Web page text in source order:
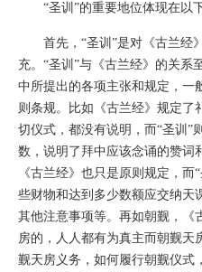
“圣训”的重要地位体现在以下
首先，“圣训”是对《古兰经
充。“圣训”与《古兰经》的关系
中所提出的各项主张和规定，一
则条规。比如《古兰经》规定了
切仪式，都没有说明，而“圣训”
数，说明了拜中应该念诵的赞词
《古兰经》也只是原则规定，
些财物和达到多少数额应交纳天
其他注意事项等。再如朝觐，《
房的，人人都有为真主而朝觐天
觐天房义务，如何履行朝觐仪式